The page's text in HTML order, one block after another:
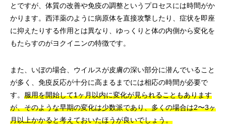
とですが、体質の改善や免疫の調整というプロセスには時間がか
かります。西洋薬のように病原体を直接攻撃したり、症状を即座
に抑えたりする作用とは異なり、ゆっくりと体の内側から変化を
もたらすのがヨクイニンの特徴です。
また、いぼの場合、ウイルスが皮膚の深い部分に潜んでいること
が多く、免疫反応が十分に高まるまでには相応の時間が必要で
す。 服用を開始して1ヶ月以内に変化が見られることもあります
が、そのような早期の変化は少数派であり、多くの場合は2〜3ヶ
月以上かかると考えておいたほうが良いでしょう。